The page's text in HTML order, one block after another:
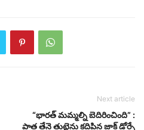
Next article
“భారత్ మమ్మల్ని బెదిరించింది” :
పాత తేనె తుట్టెను కదిపిన జాక్ డోర్సే